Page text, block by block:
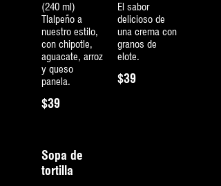
(240 ml)
Tlalpeño a
nuestro estilo,
con chipotle,
aguacate, arroz
y queso
panela.
$39
El sabor
delicioso de
una crema con
granos de
elote.
$39
Sopa de
tortilla